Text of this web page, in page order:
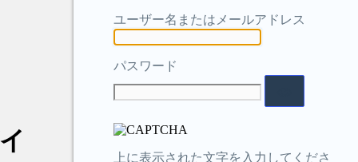
ユーザー名またはメールアドレス
パスワード
上に表示された文字を入力してくださ